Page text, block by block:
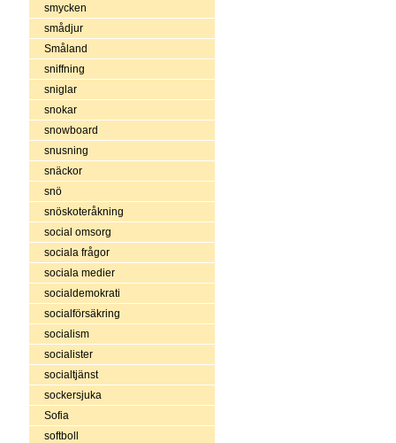
smycken
smådjur
Småland
sniffning
sniglar
snokar
snowboard
snusning
snäckor
snö
snöskoteråkning
social omsorg
sociala frågor
sociala medier
socialdemokrati
socialförsäkring
socialism
socialister
socialtjänst
sockersjuka
Sofia
softboll